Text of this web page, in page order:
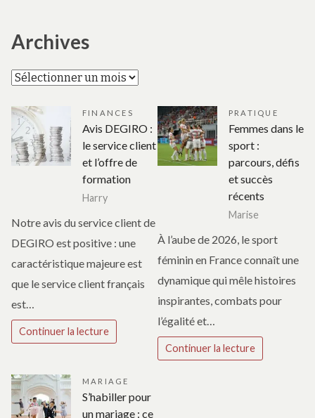
Archives
Archives
FINANCES
Avis DEGIRO :
le service client
et l’offre de
formation
Harry
Notre avis du service client de
DEGIRO est positive : une
caractéristique majeure est
que le service client français
est…
Continuer la lecture
PRATIQUE
Femmes dans le
sport :
parcours, défis
et succès
récents
Marise
À l’aube de 2026, le sport
féminin en France connaît une
dynamique qui mêle histoires
inspirantes, combats pour
l’égalité et…
Continuer la lecture
MARIAGE
S’habiller pour
un mariage : ce